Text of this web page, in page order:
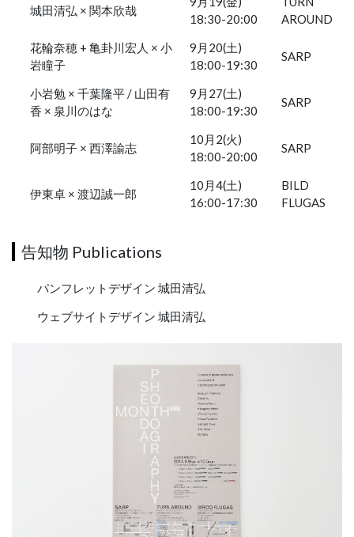
城田清弘 × 関本欣哉
18:30-20:00
AROUND
花輪奈穂 + 亀卦川宏人 × 小
岩瞳子
9月20(土)
18:00-19:30
SARP
小岩勉 × 千葉隆平 / 山田有
香 × 泉川のはな
9月27(土)
18:00-19:30
SARP
阿部明子 × 西澤諭志
10月2(火)
18:00-20:00
SARP
伊東卓 × 渡辺誠一郎
10月4(土)
16:00-17:30
BILD
FLUGAS
告知物 Publications
パンフレットデザイン 城田清弘
ウェブサイトデザイン 城田清弘